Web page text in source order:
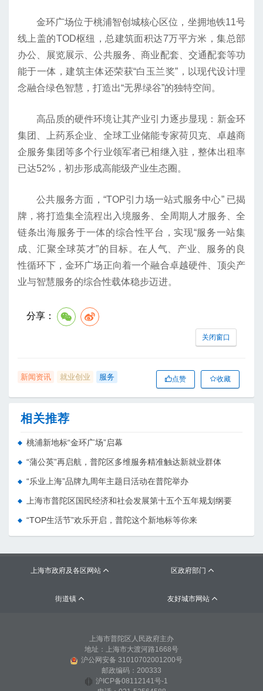
金环广场位于桃浦智创城核心区位，坐拥地铁11号
线上盖的TOD枢纽，总建筑面积达7万平方米，集总部
办公、展览展示、公共服务、商业配套、交通配套等功
能于一体，建筑主体还荣获“白玉兰奖”，以现代设计理
念融合绿色智慧，打造出“无界绿谷”的独特空间。
高品质的硬件环境让其产业引力逐步显现：新金环
集团、上药系企业、全球工业储能专家荷贝克、卓越商
企服务集团等多个行业领军者已相继入驻，整体出租率
已达52%，初步形成高能级产业生态圈。
公共服务方面，“TOP引力场一站式服务中心” 已揭
牌，将打造集全流程出入境服务、全周期人才服务、全
链条出海服务于一体的综合性平台，实现“服务一站集
成、汇聚全球英才”的目标。在人气、产业、服务的良
性循环下，金环广场正向着一个融合卓越硬件、顶尖产
业与智慧服务的综合性载体稳步迈进。
分享：
关闭窗口
新闻资讯 就业创业 服务 点赞 收藏
相关推荐
桃浦新地标“金环广场”启幕
“蒲公英”再启航，普陀区多维服务精准触达新就业群体
“乐业上海”品牌九周年主题日活动在普陀举办
上海市普陀区国民经济和社会发展第十五个五年规划纲要
“TOP生活节”欢乐开启，普陀这个新地标等你来
上海市政府及各区网站  区政府部门 
街道镇  友好城市网站 
上海市普陀区人民政府主办
地址：上海市大渡河路1668号
沪公网安备 31010702001200号
邮政编码：200333
沪ICP备08112141号-1